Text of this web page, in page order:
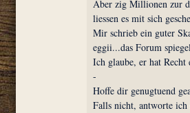
Aber zig Millionen zur
liessen es mit sich
Mir schrieb ein guter
eggii...das Forum
Ich glaube, er hat Recht
-
Hoffe dir genugtuend
Falls nicht, antworte ich